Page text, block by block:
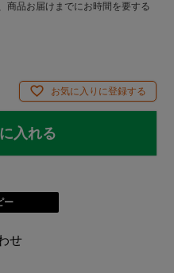
商品お届けまでにお時間を要する
お気に入りに登録する
入れる
ー
せ